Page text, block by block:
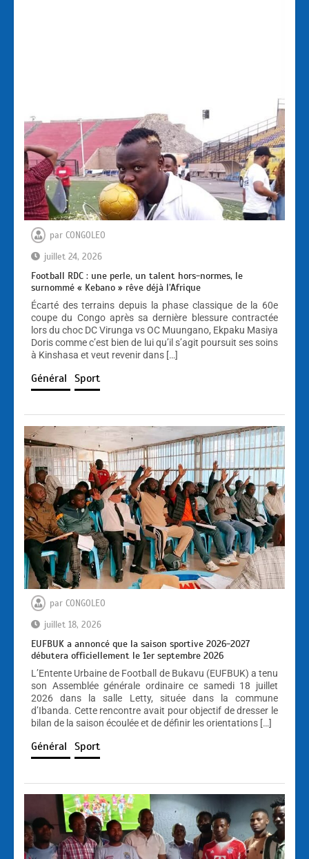
par CONGOLEO
juillet 24, 2026
Football RDC : une perle, un talent hors-normes, le
surnommé « Kebano » rêve déjà l’Afrique
Écarté des terrains depuis la phase classique de la 60e
coupe du Congo après sa dernière blessure contractée
lors du choc DC Virunga vs OC Muungano, Ekpaku Masiya
Doris comme c’est bien de lui qu’il s’agit poursuit ses soins
à Kinshasa et veut revenir dans […]
Général Sport
par CONGOLEO
juillet 18, 2026
EUFBUK a annoncé que la saison sportive 2026-2027
débutera officiellement le 1er septembre 2026
L’Entente Urbaine de Football de Bukavu (EUFBUK) a tenu
son Assemblée générale ordinaire ce samedi 18 juillet
2026 dans la salle Letty, située dans la commune
d’Ibanda. Cette rencontre avait pour objectif de dresser le
bilan de la saison écoulée et de définir les orientations […]
Général Sport